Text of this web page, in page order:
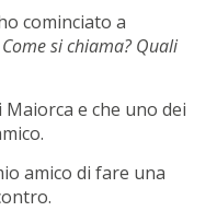
cominciato a
si chiama? Quali
e che uno dei
amico di fare una